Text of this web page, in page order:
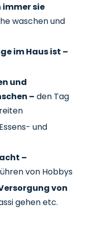
immer sie
waschen und
im Haus ist –
und
– den Tag
Essens- und
–
von Hobbys
von
gehen etc.